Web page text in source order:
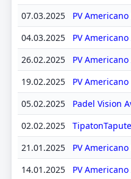
07.03.2025
PV
04.03.2025
PV
26.02.2025
PV
19.02.2025
PV
05.02.2025
Padel Vision
02.02.2025
21.01.2025
PV Americano
14.01.2025
PV